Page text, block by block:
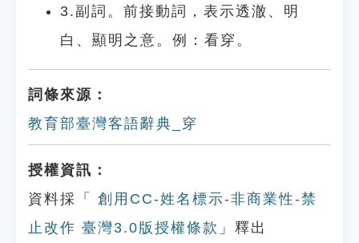
3.副詞。前接動詞，表示透澈、明
白、顯明之意。例：看穿。
詞條來源：
教育部臺灣客語辭典_穿
授權資訊：
資料採「
創用CC-姓名標示-非商業性-禁
止改作 臺灣3.0版授權條款 」釋出